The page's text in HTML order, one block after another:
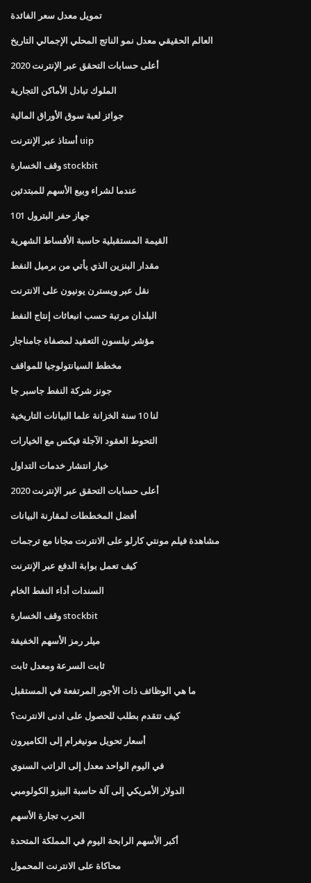
تمويل معدل سعر الفائدة
العالم الحقيقي معدل نمو الناتج المحلي الإجمالي التاريخ
أعلى حسابات التحقق عبر الإنترنت 2020
الملوك تبادل الأماكن التجارية
جوائز لعبة سوق الأوراق المالية
أستاذ عبر الإنترنت uip
وقف الخسارة stockbit
عندما لشراء وبيع الأسهم للمبتدئين
جهاز حفر البترول 101
القيمة المستقبلية حاسبة الأقساط الشهرية
مقدار البنزين الذي يأتي من برميل النفط
نقل عبر ويسترن يونيون على الانترنت
البلدان مرتبة حسب انبعاثات إنتاج النفط
مؤشر نيلسون التعقيد لمصفاة جامناجار
مخطط السيانتولوجيا للمواقف
جونز شركة النفط جاسبر جا
لنا 10 سنة الخزانة علما البيانات التاريخية
التحوط العقود الآجلة فيكس مع الخيارات
خيار انتشار خدمات التداول
أعلى حسابات التحقق عبر الإنترنت 2020
أفضل المخططات لمقارنة البيانات
مشاهدة فيلم مونتي كارلو على الانترنت مجانا مع ترجمات
كيف تعمل بوابة الدفع عبر الإنترنت
السندات أداء النفط الخام
وقف الخسارة stockbit
ميلر رمز الأسهم الخفيفة
ثابت السرعة ومعدل ثابت
ما هي الوظائف ذات الأجور المرتفعة في المستقبل
كيف تتقدم بطلب للحصول على ادنى الانترنت؟
أسعار تحويل مونيغرام إلى الكاميرون
في اليوم الواحد معدل إلى الراتب السنوي
الدولار الأمريكي إلى آلة حاسبة البيزو الكولومبي
الحرب تجارة الأسهم
أكبر الأسهم الرابحة اليوم في المملكة المتحدة
محاكاة على الانترنت المحمول